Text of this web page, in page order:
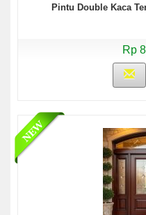
Pintu Double Kaca
Rp